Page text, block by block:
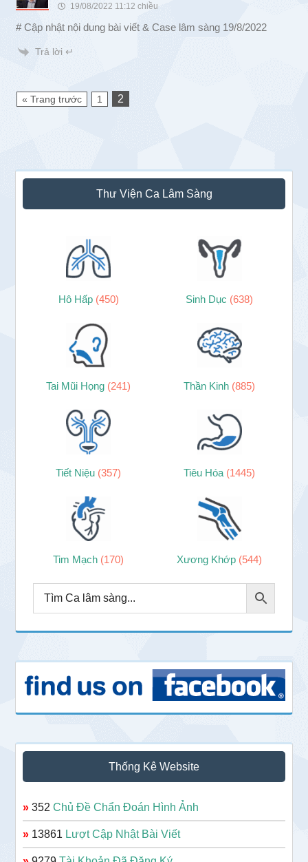
19/08/2022 11:12 chiều
# Cập nhật nội dung bài viết & Case lâm sàng 19/8/2022
Trả lời ↵
« Trang trước 1 2
Sidebar
chính
Thư Viện Ca Lâm Sàng
Hô Hấp (450) Sinh Dục (638)
Tai Mũi Họng (241) Thần Kinh (885)
Tiết Niệu (357) Tiêu Hóa (1445)
Tim Mạch (170) Xương Khớp (544)
Thống Kê Website
» 352Chủ Đề Chẩn Đoán Hình Ảnh
» 13861 Lượt Cập Nhật Bài Viết